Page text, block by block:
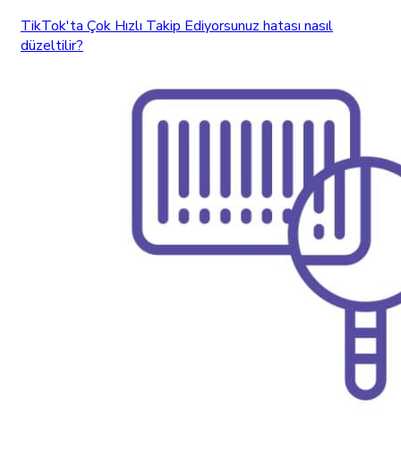
TikTok'ta Çok Hızlı Takip Ediyorsunuz hatası nasıl
düzeltilir?